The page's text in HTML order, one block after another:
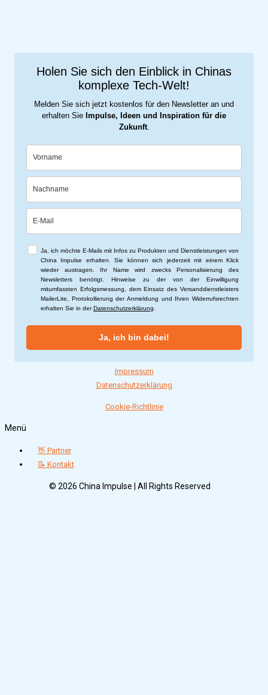
Holen Sie sich den Einblick in Chinas
komplexe Tech-Welt!
Melden Sie sich jetzt kostenlos für den Newsletter an und
erhalten Sie Impulse, Ideen und Inspiration für die
Zukunft.
Ja, ich möchte E-Mails mit Infos zu Produkten und Dienstleistungen von
China Impulse erhalten. Sie können sich jederzeit mit einem Klick
wieder austragen. Ihr Name wird zwecks Personalisierung des
Newsletters benötigt. Hinweise zu der von der Einwilligung
mitumfassten Erfolgsmessung, dem Einsatz des Versanddienstleisters
MailerLite, Protokollierung der Anmeldung und Ihren Widerrufsrechten
erhalten Sie in derDatenschutzerklärung
Ja, ich bin dabei!
Impressum
Datenschutzerklärung
Cookie-Richtlinie
Menü
👋 Partner
📝 Kontakt
© 2026 China Impulse | All Rights Reserved